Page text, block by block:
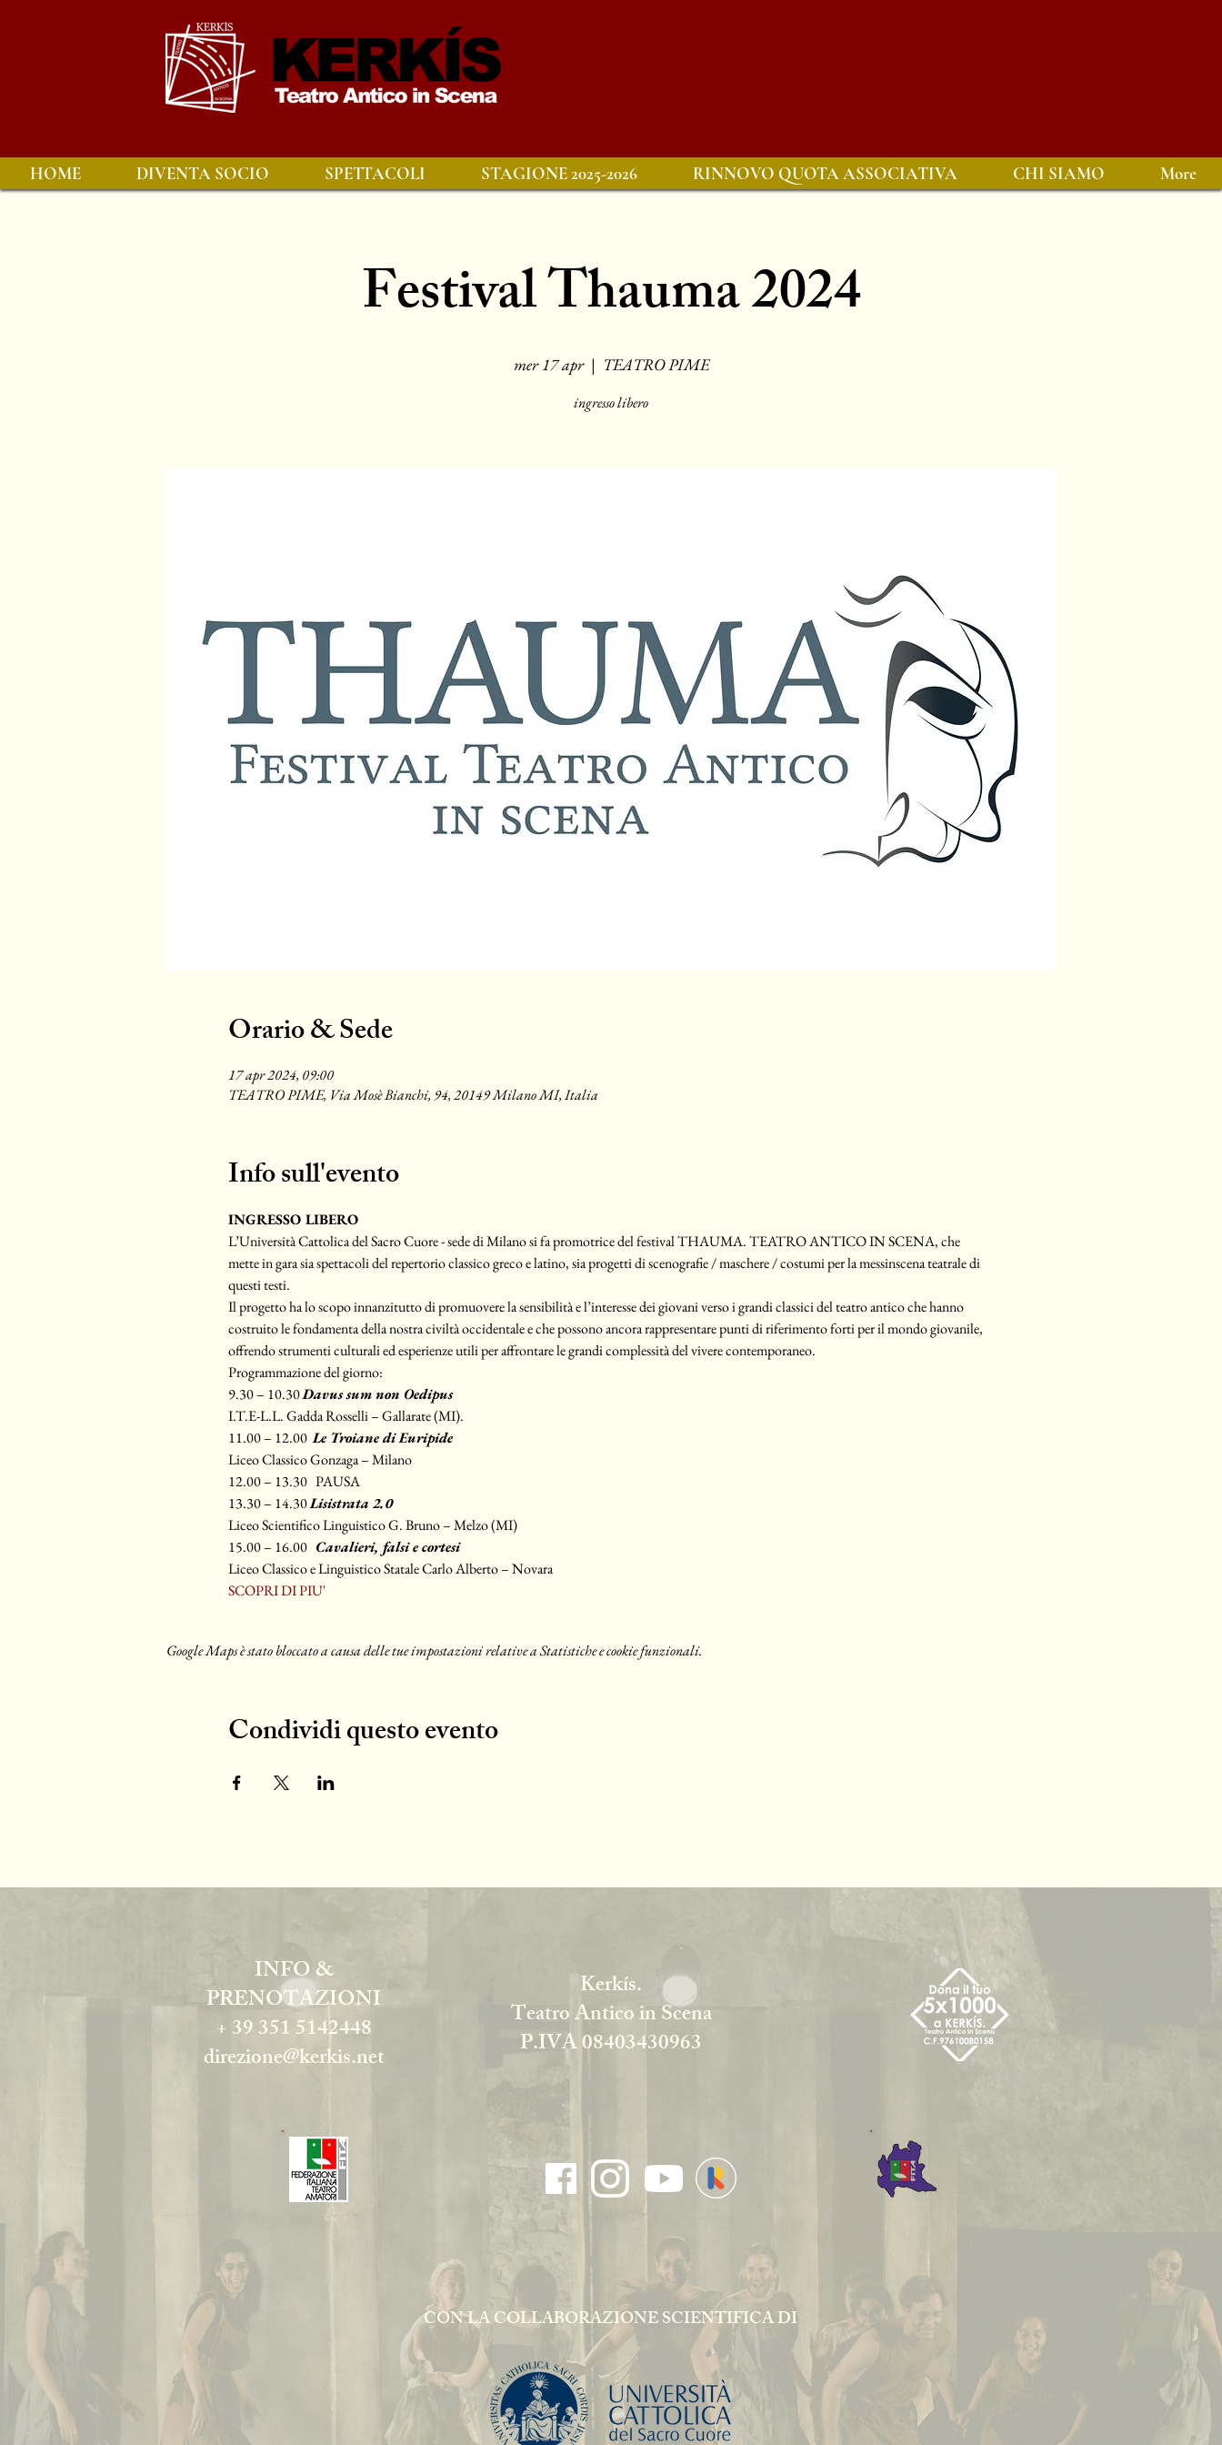
HOME DIVENTA SOCIO SPETTACOLI STAGIONE 2025-2026 RINNOVO QUOTA ASSOCIATIVA CHI SIAMO More
Festival Thauma 2024
mer 17 apr
  |
TEATRO PIME
ingresso libero
Orario & Sede
17 apr 2024, 09:00
TEATRO PIME, Via Mosè Bianchi, 94, 20149 Milano MI, Italia
Info sull'evento
INGRESSO LIBERO
L’Università Cattolica del Sacro Cuore - sede di Milano si fa promotrice del festival THAUMA. TEATRO ANTICO IN SCENA, che
mette in gara sia spettacoli del repertorio classico greco e latino, sia progetti di scenografie / maschere / costumi per la messinscena teatrale di
questi testi.
Il progetto ha lo scopo innanzitutto di promuovere la sensibilità e l’interesse dei giovani verso i grandi classici del teatro antico che hanno
costruito le fondamenta della nostra civiltà occidentale e che possono ancora rappresentare punti di riferimento forti per il mondo giovanile,
offrendo strumenti culturali ed esperienze utili per affrontare le grandi complessità del vivere contemporaneo.
Programmazione del giorno:
9.30 – 10.30 Davus sum non Oedipus
I.T.E-L.L. Gadda Rosselli – Gallarate (MI).
11.00 – 12.00 Le Troiane di Euripide
Liceo Classico Gonzaga – Milano
12.00 – 13.30   PAUSA
13.30 – 14.30 Lisistrata 2.0
Liceo Scientifico Linguistico G. Bruno – Melzo (MI)
15.00 – 16.00 Cavalieri, falsi e cortesi
Liceo Classico e Linguistico Statale Carlo Alberto – Novara
SCOPRI DI PIU'
Google Maps è stato bloccato a causa delle tue impostazioni relative a Statistiche e cookie funzionali.
Condividi questo evento
INFO &
PRENOTAZIONI
+ 39 351 5142448
direzione@kerkis.net
Kerkís.
Teatro Antico in Scena
P.IVA 08403430963
CON LA COLLABORAZIONE SCIENTIFICA DI